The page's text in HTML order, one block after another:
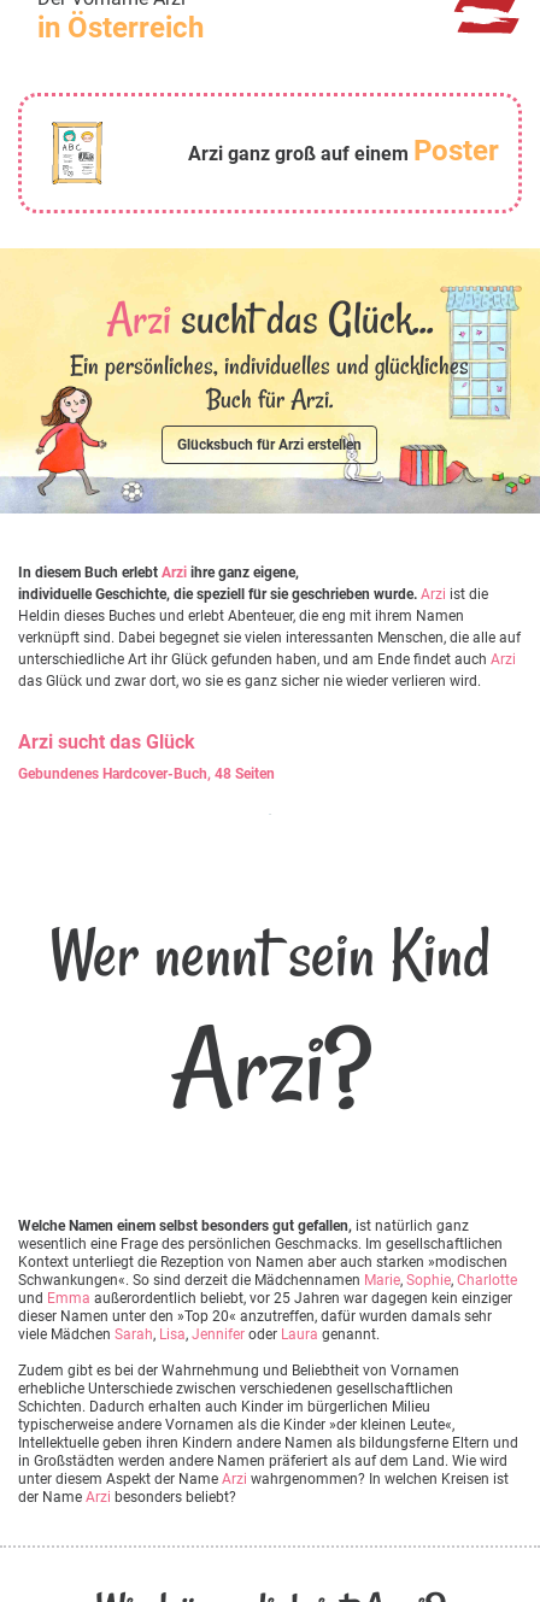
in Österreich
Arzi ganz groß auf einem Poster
Arzisucht das Glück...
Ein persönliches, individuelles und glückliches
Buch für Arzi.
Glücksbuch für Arzi erstellen
In diesem Buch erlebt Arzi ihre ganz eigene,
individuelle Geschichte, die speziell für sie geschrieben wurde. Arzi ist die
Heldin dieses Buches und erlebt Abenteuer, die eng mit ihrem Namen
verknüpft sind. Dabei begegnet sie vielen interessanten Menschen, die alle auf
unterschiedliche Art ihr Glück gefunden haben, und am Ende findet auch Arzi
das Glück und zwar dort, wo sie es ganz sicher nie wieder verlieren wird.
Arzi sucht das Glück
Gebundenes Hardcover-Buch, 48 Seiten
Wer nennt sein Kind
Arzi?
Welche Namen einem selbst besonders gut gefallen, ist natürlich ganz
wesentlich eine Frage des persönlichen Geschmacks. Im gesellschaftlichen
Kontext unterliegt die Rezeption von Namen aber auch starken »modischen
Schwankungen«. So sind derzeit die Mädchennamen Marie, Sophie, Charlotte
und Emma außerordentlich beliebt, vor 25 Jahren war dagegen kein einziger
dieser Namen unter den »Top 20« anzutreffen, dafür wurden damals sehr
viele Mädchen Sarah, Lisa, Jennifer oder Laura genannt.
Zudem gibt es bei der Wahrnehmung und Beliebtheit von Vornamen
erhebliche Unterschiede zwischen verschiedenen gesellschaftlichen
Schichten. Dadurch erhalten auch Kinder im bürgerlichen Milieu
typischerweise andere Vornamen als die Kinder »der kleinen Leute«,
Intellektuelle geben ihren Kindern andere Namen als bildungsferne Eltern und
in Großstädten werden andere Namen präferiert als auf dem Land. Wie wird
unter diesem Aspekt der Name Arzi wahrgenommen? In welchen Kreisen ist
der Name Arzi besonders beliebt?